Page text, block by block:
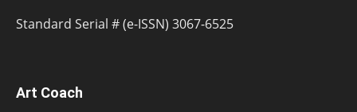
Standard Serial # (e-ISSN) 3067-6525
Art Coach